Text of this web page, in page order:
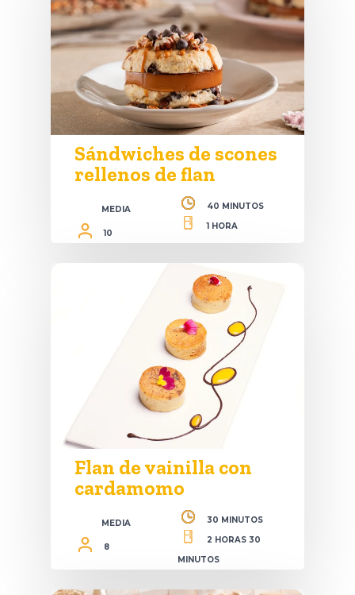
Sándwiches de scones
rellenos de flan
MEDIA
10
40 MINUTOS
1 HORA
Flan de vainilla con
cardamomo
MEDIA
8
30 MINUTOS
2 HORAS 30
MINUTOS